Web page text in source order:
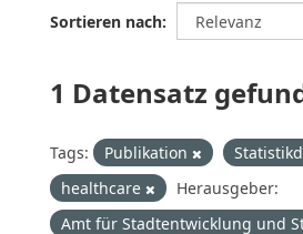
Sortieren nach
1 Datensatz
Tags: Publikation
healthcare
Herausgeber:
Amt für Stadtentwicklung und